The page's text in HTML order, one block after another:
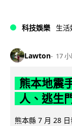
科技娛樂 生活
Lawton 17
熊本地震
人、逃生
熊本縣 7 月 28